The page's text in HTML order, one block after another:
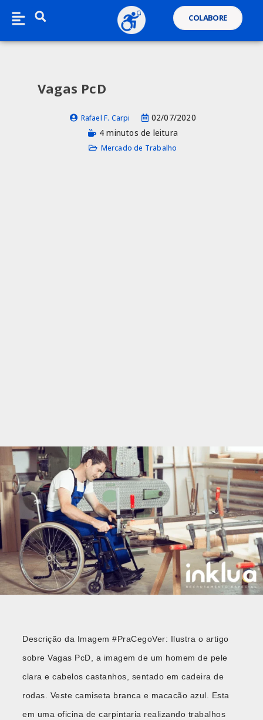
COLABORE
Vagas PcD
Rafael F. Carpi
02/07/2020
4 minutos de leitura
Mercado de Trabalho
Descrição da Imagem #PraCegoVer: Ilustra o artigo
sobre Vagas PcD, a imagem de um homem de pele
clara e cabelos castanhos, sentado em cadeira de
rodas. Veste camiseta branca e macacão azul. Esta
em uma oficina de carpintaria realizando trabalhos